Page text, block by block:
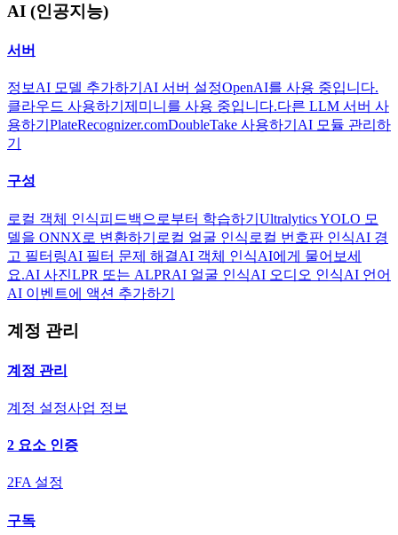
AI (인공지능)
서버
정보 AI 모델 추가하기 AI 서버 설정OpenAI를 사용 중입니다.
클라우드 사용하기 제미니를 사용 중입니다.다른 LLM 서버 사
용하기 PlateRecognizer.comDoubleTake 사용하기 AI 모듈 관리하
기
구성
로컬 객체 인식피드백으로부터 학습하기 Ultralytics YOLO 모
델을 ONNX로 변환하기 로컬 얼굴 인식 로컬 번호판 인식AI 경
고 필터링AI 필터 문제 해결AI 객체 인식AI에게 물어보세
요.AI 사진LPR 또는 ALPRAI 얼굴 인식AI 오디오 인식AI 언어
AI 이벤트에 액션 추가하기
계정 관리
계정 관리
계정 설정사업 정보
2 요소 인증
2FA 설정
구독